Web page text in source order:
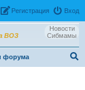
Вход
Рeгиcтpaция
Новости
Сибмамы
ВОЗ
форума